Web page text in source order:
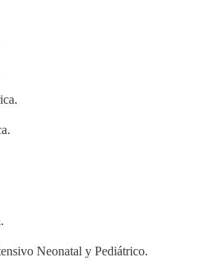
Neonatal y Pediátrico.